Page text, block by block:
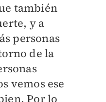
también
y a
personas
de la
vemos ese
Por lo